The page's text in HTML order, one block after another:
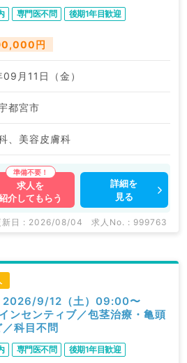
専門医不問 後期1年目歓迎
円
月11日（金）
都宮市
、美容皮膚科
求人を
介してもらう
詳細を
見る
新日 : 2026/08/04 求人No. : 999763
2026/9/12（土）09:00〜
センティブ／包茎治療・亀頭
科目不問
専門医不問 後期1年目歓迎